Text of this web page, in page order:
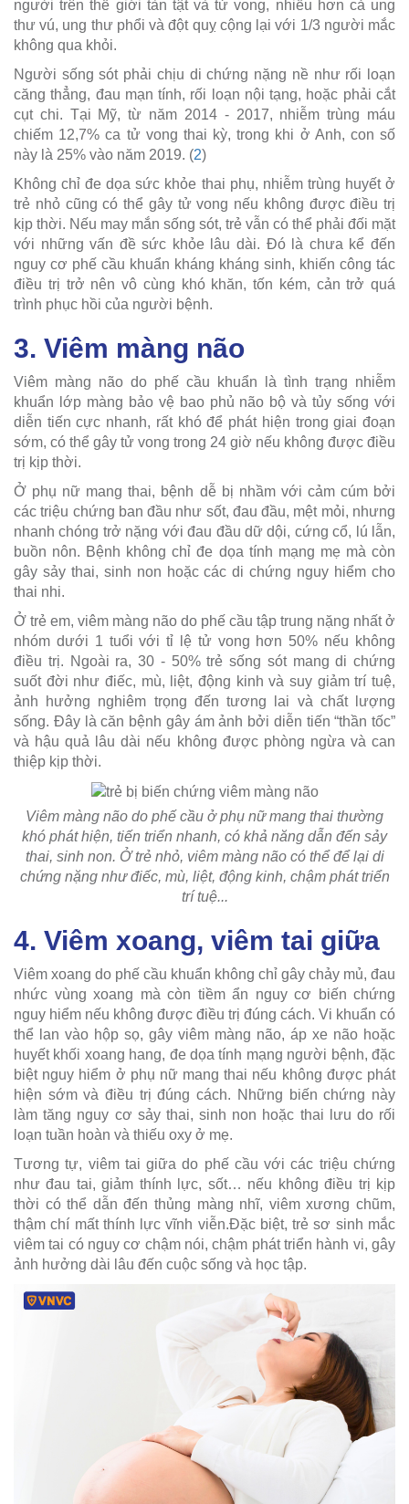
người trên thế giới tàn tật và tử vong, nhiều hơn cả ung
thư vú, ung thư phổi và đột quỵ cộng lại với 1/3 người mắc
không qua khỏi.
Người sống sót phải chịu di chứng nặng nề như rối loạn
căng thẳng, đau mạn tính, rối loạn nội tạng, hoặc phải cắt
cụt chi. Tại Mỹ, từ năm 2014 - 2017, nhiễm trùng máu
chiếm 12,7% ca tử vong thai kỳ, trong khi ở Anh, con số
này là 25% vào năm 2019. (2)
Không chỉ đe dọa sức khỏe thai phụ, nhiễm trùng huyết ở
trẻ nhỏ cũng có thể gây tử vong nếu không được điều trị
kịp thời. Nếu may mắn sống sót, trẻ vẫn có thể phải đối mặt
với những vấn đề sức khỏe lâu dài. Đó là chưa kể đến
nguy cơ phế cầu khuẩn kháng kháng sinh, khiến công tác
điều trị trở nên vô cùng khó khăn, tốn kém, cản trở quá
trình phục hồi của người bệnh.
3. Viêm màng não
Viêm màng não do phế cầu khuẩn là tình trạng nhiễm
khuẩn lớp màng bảo vệ bao phủ não bộ và tủy sống với
diễn tiến cực nhanh, rất khó để phát hiện trong giai đoạn
sớm, có thể gây tử vong trong 24 giờ nếu không được điều
trị kịp thời.
Ở phụ nữ mang thai, bệnh dễ bị nhầm với cảm cúm bởi
các triệu chứng ban đầu như sốt, đau đầu, mệt mỏi, nhưng
nhanh chóng trở nặng với đau đầu dữ dội, cứng cổ, lú lẫn,
buồn nôn. Bệnh không chỉ đe dọa tính mạng mẹ mà còn
gây sảy thai, sinh non hoặc các di chứng nguy hiểm cho
thai nhi.
Ở trẻ em, viêm màng não do phế cầu tập trung nặng nhất ở
nhóm dưới 1 tuổi với tỉ lệ tử vong hơn 50% nếu không
điều trị. Ngoài ra, 30 - 50% trẻ sống sót mang di chứng
suốt đời như điếc, mù, liệt, động kinh và suy giảm trí tuệ,
ảnh hưởng nghiêm trọng đến tương lai và chất lượng
sống. Đây là căn bệnh gây ám ảnh bởi diễn tiến “thần tốc”
và hậu quả lâu dài nếu không được phòng ngừa và can
thiệp kịp thời.
Viêm màng não do phế cầu ở phụ nữ mang thai thường
khó phát hiện, tiến triển nhanh, có khả năng dẫn đến sảy
thai, sinh non. Ở trẻ nhỏ, viêm màng não có thể để lại di
chứng nặng như điếc, mù, liệt, động kinh, chậm phát triển
trí tuệ...
4. Viêm xoang, viêm tai giữa
Viêm xoang do phế cầu khuẩn không chỉ gây chảy mủ, đau
nhức vùng xoang mà còn tiềm ẩn nguy cơ biến chứng
nguy hiểm nếu không được điều trị đúng cách. Vi khuẩn có
thể lan vào hộp sọ, gây viêm màng não, áp xe não hoặc
huyết khối xoang hang, đe dọa tính mạng người bệnh, đặc
biệt nguy hiểm ở phụ nữ mang thai nếu không được phát
hiện sớm và điều trị đúng cách. Những biến chứng này
làm tăng nguy cơ sảy thai, sinh non hoặc thai lưu do rối
loạn tuần hoàn và thiếu oxy ở mẹ.
Tương tự, viêm tai giữa do phế cầu với các triệu chứng
như đau tai, giảm thính lực, sốt… nếu không điều trị kịp
thời có thể dẫn đến thủng màng nhĩ, viêm xương chũm,
thậm chí mất thính lực vĩnh viễn.Đặc biệt, trẻ sơ sinh mắc
viêm tai có nguy cơ chậm nói, chậm phát triển hành vi, gây
ảnh hưởng dài lâu đến cuộc sống và học tập.